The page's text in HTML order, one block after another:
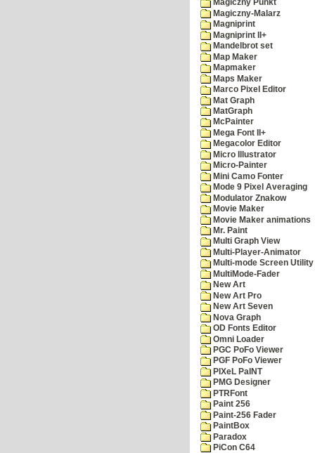
Magiczny Punkt
Magiczny-Malarz
Magniprint
Magniprint II+
Mandelbrot set
Map Maker
Mapmaker
Maps Maker
Marco Pixel Editor
Mat Graph
MatGraph
McPainter
Mega Font II+
Megacolor Editor
Micro Illustrator
Micro-Painter
Mini Camo Fonter
Mode 9 Pixel Averaging
Modulator Znakow
Movie Maker
Movie Maker animations
Mr. Paint
Multi Graph View
Multi-Player-Animator
Multi-mode Screen Utility
MultiMode-Fader
New Art
New Art Pro
New Art Seven
Nova Graph
OD Fonts Editor
Omni Loader
PGC PoFo Viewer
PGF PoFo Viewer
PIXeL PaINT
PMG Designer
PTRFont
Paint 256
Paint-256 Fader
PaintBox
Paradox
PiCon C64